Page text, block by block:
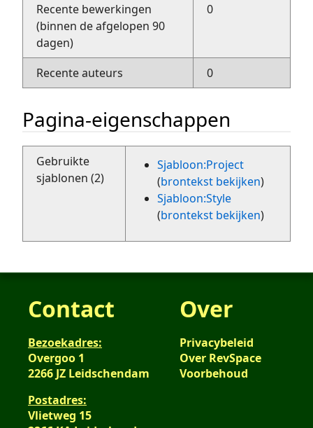
Recente bewerkingen
(binnen de afgelopen 90
dagen)
0
Recente auteurs 0
Pagina-eigenschappen
Gebruikte
sjablonen (2)
Sjabloon:Project
(brontekst bekijken)
Sjabloon:Style
(brontekst bekijken)
Contact
Bezoekadres:
Overgoo 1
2266 JZ Leidschendam
Postadres:
Vlietweg 15
Over
Privacybeleid
Over RevSpace
Voorbehoud